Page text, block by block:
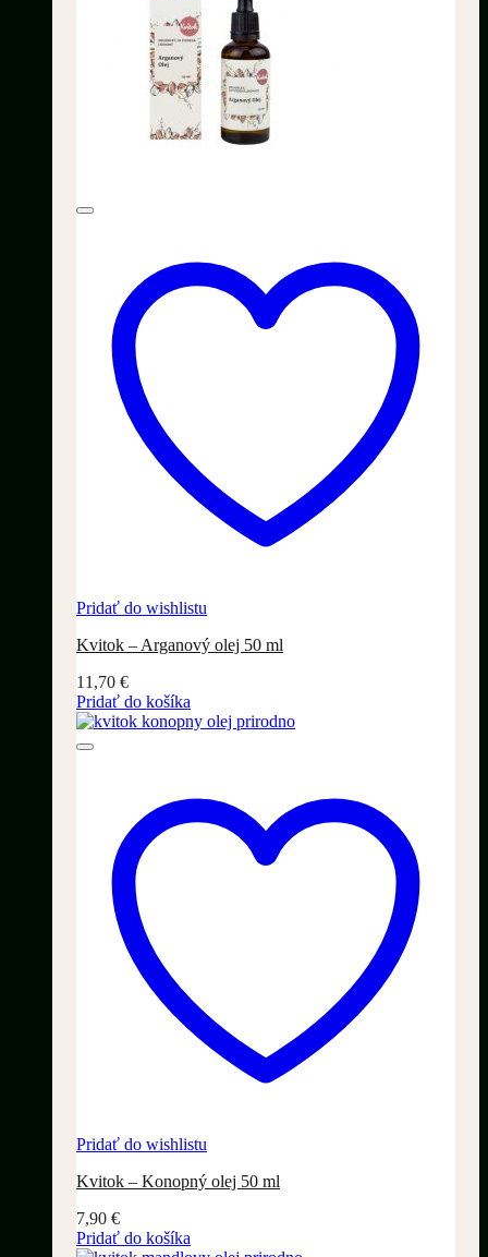
Pridať do wishlistu
Kvitok – Arganový olej 50 ml
11,70 €
Pridať do košíka
Pridať do wishlistu
Kvitok – Konopný olej 50 ml
7,90 €
Pridať do košíka